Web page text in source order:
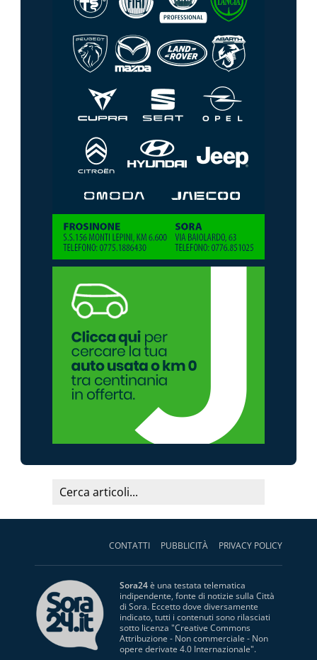
CONTATTI PUBBLICITÀ PRIVACY POLICY
Sora24è una testata telematica
indipendente, fonte di notizie sulla Città
di Sora. Eccetto dove diversamente
indicato, tutti i contenuti sono rilasciati
sotto licenza "Creative Commons
Attribuzione - Non commerciale - Non
opere derivate 4.0 Internazionale".